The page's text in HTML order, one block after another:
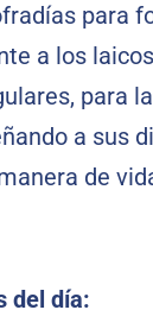
para
a los
para
a sus
de
del día: